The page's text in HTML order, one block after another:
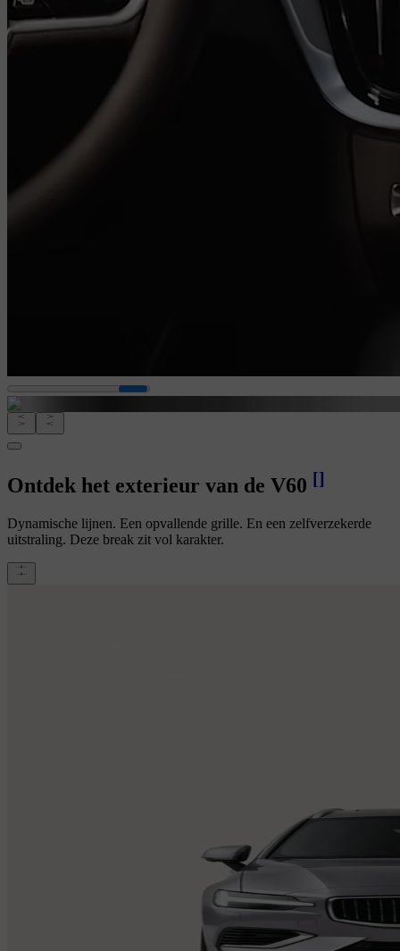
Ontdek het exterieur van de V60 []
Dynamische lijnen. Een opvallende grille. En een zelfverzekerde
uitstraling. Deze break zit vol karakter.